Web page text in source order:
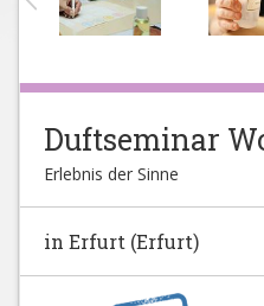
Duftseminar
Erlebnis der Sinne
in Erfurt (Erfurt)